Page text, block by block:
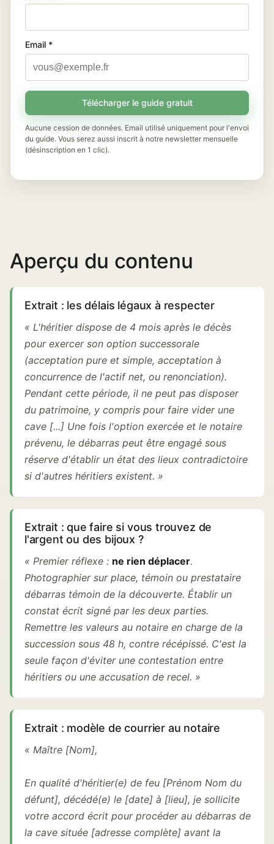
Email *
Télécharger le guide gratuit
Aucune cession de données. Email utilisé uniquement pour l'envoi
du guide. Vous serez aussi inscrit à notre newsletter mensuelle
(désinscription en 1 clic).
Aperçu du contenu
Extrait : les délais légaux à respecter
« L'héritier dispose de 4 mois après le décès
pour exercer son option successorale
(acceptation pure et simple, acceptation à
concurrence de l'actif net, ou renonciation).
Pendant cette période, il ne peut pas disposer
du patrimoine, y compris pour faire vider une
cave [...] Une fois l'option exercée et le notaire
prévenu, le débarras peut être engagé sous
réserve d'établir un état des lieux contradictoire
si d'autres héritiers existent. »
Extrait : que faire si vous trouvez de
l'argent ou des bijoux ?
« Premier réflexe : ne rien déplacer.
Photographier sur place, témoin ou prestataire
débarras témoin de la découverte. Établir un
constat écrit signé par les deux parties.
Remettre les valeurs au notaire en charge de la
succession sous 48 h, contre récépissé. C'est la
seule façon d'éviter une contestation entre
héritiers ou une accusation de recel. »
Extrait : modèle de courrier au notaire
« Maître [Nom],
En qualité d'héritier(e) de feu [Prénom Nom du
défunt], décédé(e) le [date] à [lieu], je sollicite
votre accord écrit pour procéder au débarras de
la cave située [adresse complète] avant la